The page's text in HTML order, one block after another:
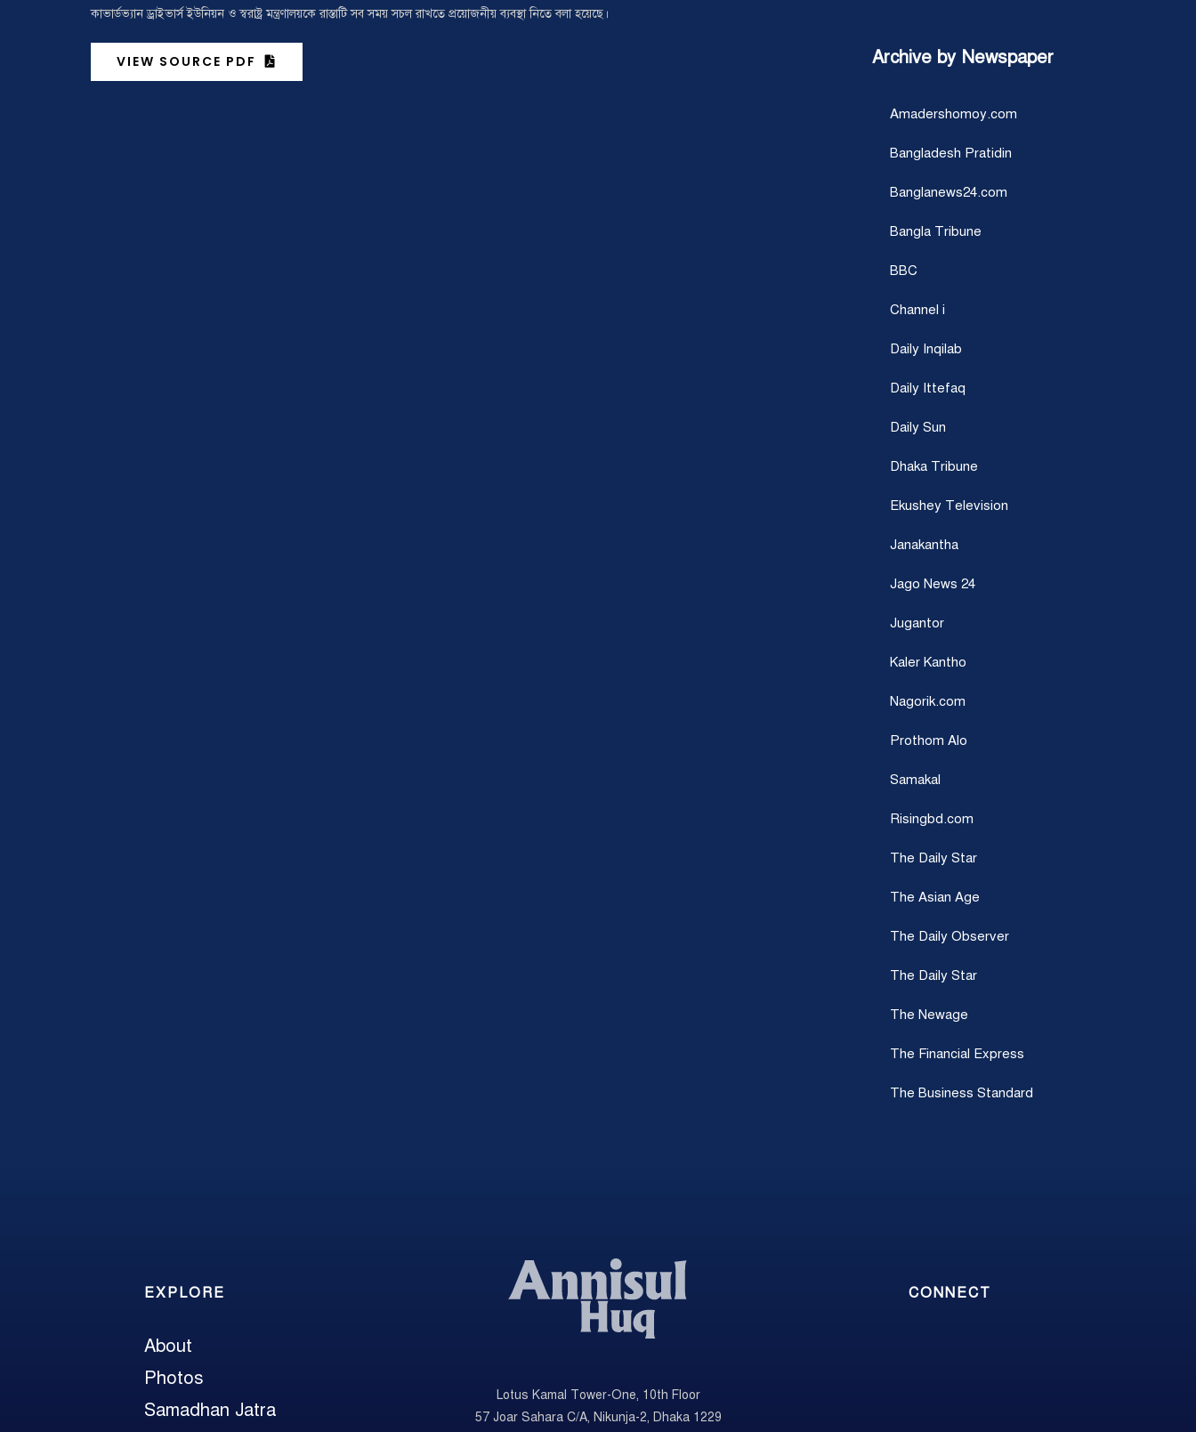
কাভার্ডভ্যান ড্রাইভার্স ইউনিয়ন ও স্বরাষ্ট্র মন্ত্রণালয়কে রাস্তাটি সব সময় সচল রাখতে প্রয়োজনীয় ব্যবস্থা নিতে বলা হয়েছে।
VIEW SOURCE PDF Archive by Newspaper
Amadershomoy.com
Bangladesh Pratidin
Banglanews24.com
Bangla Tribune
BBC
Channel i
Daily Inqilab
Daily Ittefaq
Daily Sun
Dhaka Tribune
Ekushey Television
Janakantha
Jago News 24
Jugantor
Kaler Kantho
Nagorik.com
Prothom Alo
Samakal
Risingbd.com
The Daily Star
The Asian Age
The Daily Observer
The Daily Star
The Newage
The Financial Express
The Business Standard
EXPLORE
About
Photos
Samadhan Jatra
Lotus Kamal Tower-One, 10th Floor
57 Joar Sahara C/A, Nikunja-2, Dhaka 1229
CONNECT